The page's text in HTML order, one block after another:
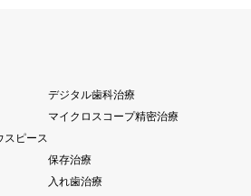
デジタル歯科治療
マイクロスコープ精密治療
スピース
保存治療
入れ歯治療